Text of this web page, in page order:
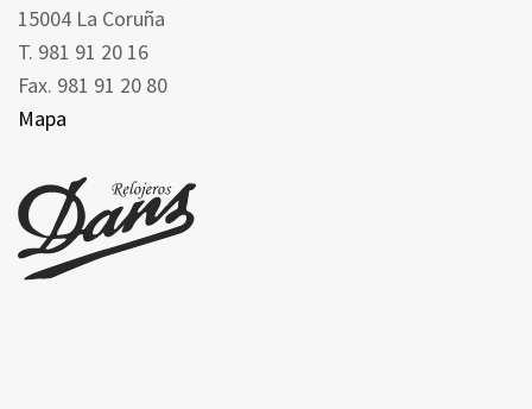
15004 La Coruña
T. 981 91 20 16
Fax. 981 91 20 80
Mapa